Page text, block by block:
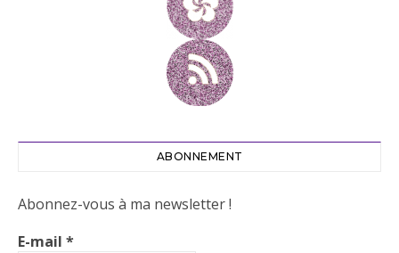
ABONNEMENT
Abonnez-vous à ma newsletter !
E-mail *